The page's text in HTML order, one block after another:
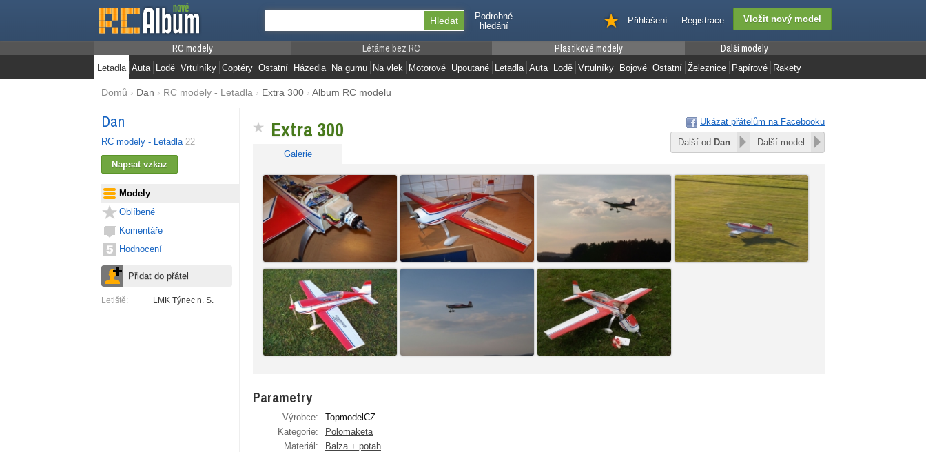
Podrobné
hledání
Registrace
Přihlášení
RC modely
Letadla Auta Lodě Vrtulníky Coptéry Ostatní
Létáme bez RC
Házedla Na gumu Na vlek Motorové Upoutané
Plastikové modely
Letadla Auta Lodě Vrtulníky Bojové Ostatní
Další modely
Železnice Papírové Rakety
Domů › Dan › RC modely - Letadla › Extra 300 › Album RC modelu
Dan
RC modely - Letadla 22
Modely
Oblíbené
Komentáře
Hodnocení
Letiště: LMK Týnec n. S.
Ukázat přátelům na Facebooku
Další od Dan Další model
Extra 300
Galerie
Parametry
Výrobce:
TopmodelCZ
Kategorie:
Polomaketa
Materiál:
Balza + potah